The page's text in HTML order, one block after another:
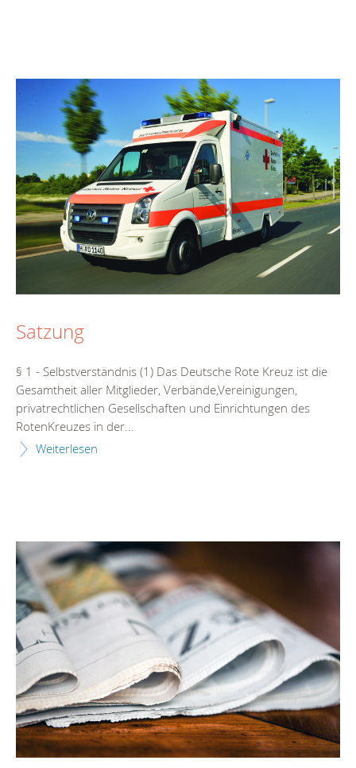
Satzung
§ 1 - Selbstverständnis (1) Das Deutsche Rote Kreuz ist die
Gesamtheit aller Mitglieder, Verbände,Vereinigungen,
privatrechtlichen Gesellschaften und Einrichtungen des
RotenKreuzes in der...
Weiterlesen